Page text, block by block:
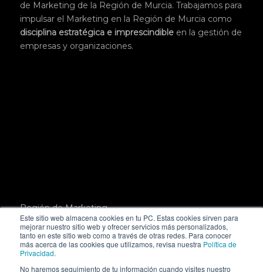
Este sitio web almacena cookies en tu PC. Estas cookies sirven para
mejorar nuestro sitio web y ofrecer servicios más personalizados,
tanto en este sitio web como a través de otras redes. Para conocer
más acerca de las cookies que utilizamos, revisa nuestra Política de
Privacidad.
No haremos seguimiento de tu información cuando visites nuestro
de Marketing de la Región de Murcia. Trabajamos para
impulsar el Marketing en la Región de Murcia como
disciplina estratégica e imprescindibleen la gestión de
empresas y organizaciones.
Región de Marketing.
Pl. San Julián, 3, 1º,
30004 Murcia
hola@regiondemarketing.com